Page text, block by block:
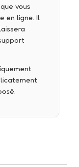
vous
en ligne. Il